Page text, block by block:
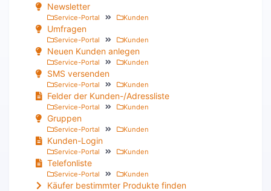
Newsletter
Service-Portal Kunden
Umfragen
Service-Portal Kunden
Neuen Kunden anlegen
Service-Portal Kunden
SMS versenden
Service-Portal Kunden
Felder der Kunden-/Adressliste
Service-Portal Kunden
Gruppen
Service-Portal Kunden
Kunden-Login
Service-Portal Kunden
Telefonliste
Service-Portal Kunden
Käufer bestimmter Produkte finden